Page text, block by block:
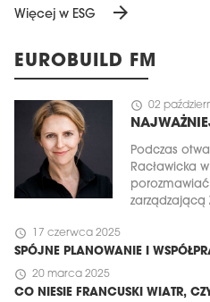
Więcej w ESG arrow_forward
EUROBUILD FM
schedule 02
Podczas
Racławicka
zarządzającą
schedule 17 czerwca 2025
SPÓJNE PLANOWANIE I
schedule 20 marca 2025
CO NIESIE FRANCUSKI WIATR,